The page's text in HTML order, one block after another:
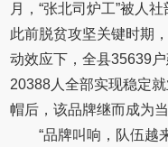
月，“张北司炉工”被人
此前脱贫攻坚关键时期
动效应下，全县35639
20388人全部实现稳定
帽后，该品牌继而成为
“品牌叫响，队伍越